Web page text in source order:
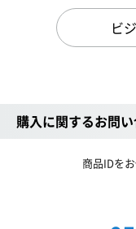
ビ
購入に関するお問
商品IDを